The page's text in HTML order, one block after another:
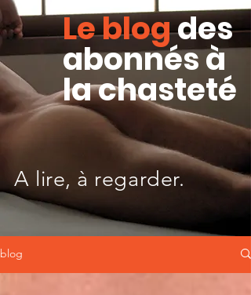
blog
Le blogdes
abonnés à
la chasteté
A lire, à regarder.